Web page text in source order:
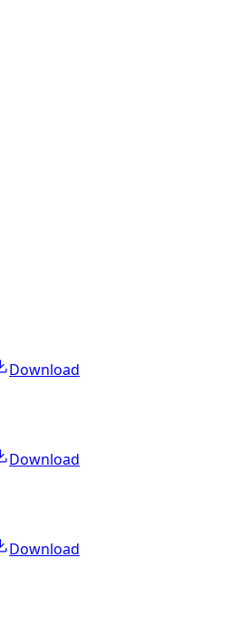
Download
Download
Download